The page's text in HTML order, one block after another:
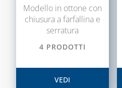
Modello in ottone con
chiusura a farfallina e
serratura
4 PRODOTTI
VEDI